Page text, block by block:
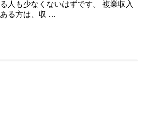
人も少なくないはずです。 複業収入
る方は、収 …